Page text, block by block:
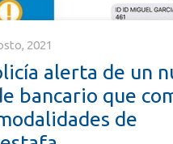
2021
alerta de un
bancario que
de